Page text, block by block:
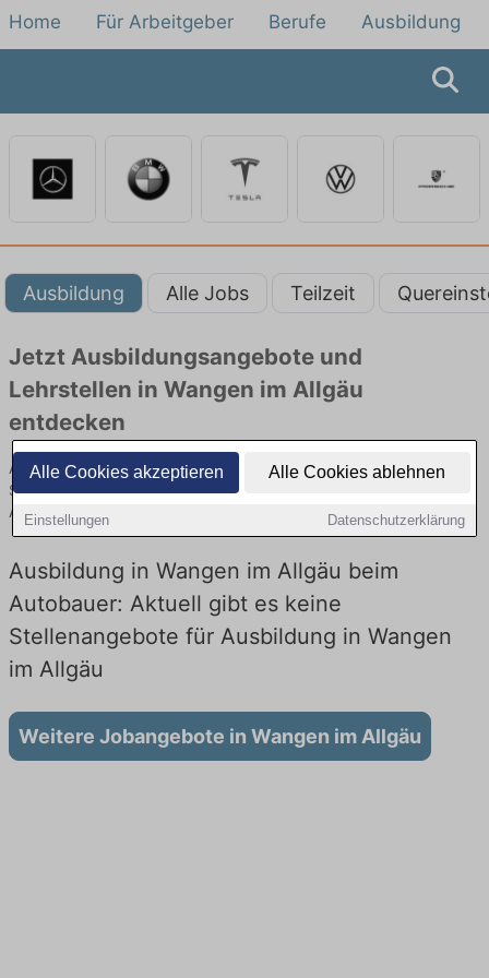
Alle Cookies akzeptieren Alle Cookies ablehnen
Einstellungen Datenschutzerklärung
Home Für Arbeitgeber Berufe Ausbildung
Ausbildung Alle Jobs Teilzeit
Jetzt Ausbildungsangebote und
Lehrstellen in Wangen im Allgäu
entdecken
Ausbildungsangebote beim Autobauer in Wangen im Allgäu finden
Sie von namhaften Firmen. Entdecken Sie freie Optionen von Top-
Arbeitgebern und bewerben Sie sich noch heute.
Ausbildung in Wangen im Allgäu beim
Autobauer: Aktuell gibt es keine
Stellenangebote für Ausbildung in Wangen
im Allgäu
Weitere Jobangebote in Wangen im Allgäu